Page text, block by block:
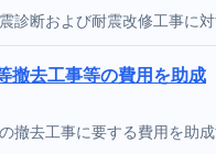
診断および耐震改修工事に対
撤去工事等の費用を助成
撤去工事に要する費用を助成